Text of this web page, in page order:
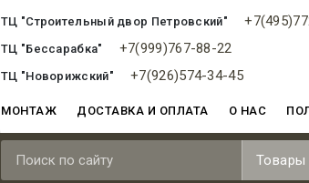
ТЦ "Строительный двор Петровский"
ТЦ "Бессарабка" +7(999)767-88-22
ТЦ "Новорижский" +7(926)574-34-45
МОНТАЖ ДОСТАВКА И ОПЛАТА О НАС
Товары